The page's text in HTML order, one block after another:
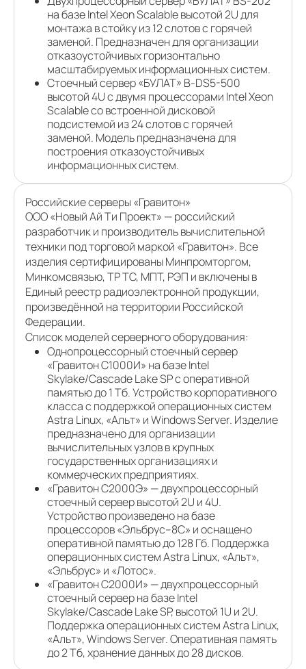
на базе Intel Xeon Scalable высотой 2U для
монтажа в стойку из 12 слотов с горячей
заменой. Предназначен для организации
отказоустойчивых горизонтально
масштабируемых информационных систем.
Стоечный сервер «БУЛАТ» В-DЅ5-500
высотой 4U с двумя процессорами Intel Xeon
Scalable со встроенной дисковой
подсистемой из 24 слотов с горячей
заменой. Модель предназначена для
построения отказоустойчивых
информационных систем.
Российские серверы «Гравитон»
ООО «Новый Ай Ти Проект» — российский
разработчик и производитель вычислительной
техники под торговой маркой «Гравитон». Все
изделия сертифицированы Минпромторгом,
Минкомсвязью, ТР ТС, МПТ, РЭП и включены в
Единый реестр радиоэлектронной продукции,
произведённой на территории Российской
Федерации.
Список моделей серверного оборудования:
Однопроцессорный стоечный сервер
«Гравитон С1000И» на базе Intel
Skylake/Cascade Lake SP с оперативной
памятью до 1 Тб. Устройство корпоративного
класса с поддержкой операционных систем
Astra Linux, «Альт» и Windows Server. Изделие
предназначено для организации
вычислительных узлов в крупных
государственных организациях и
коммерческих предприятиях.
«Гравитон С2000Э» — двухпроцессорный
стоечный сервер высотой 2U и 4U.
Устройство произведено на базе
процессоров «Эльбрус–8С» и оснащено
оперативной памятью до 128 Гб. Поддержка
операционных систем Astra Linux, «Альт»,
«Эльбрус» и «Лотос».
«Гравитон С2000И» — двухпроцессорный
стоечный сервер на базе Intel
Skylake/Cascade Lake SP, высотой 1U и 2U.
Поддержка операционных систем Astra Linux,
«Альт», Windows Server. Оперативная память
до 2 Тб, хранение данных до 28 дисков.